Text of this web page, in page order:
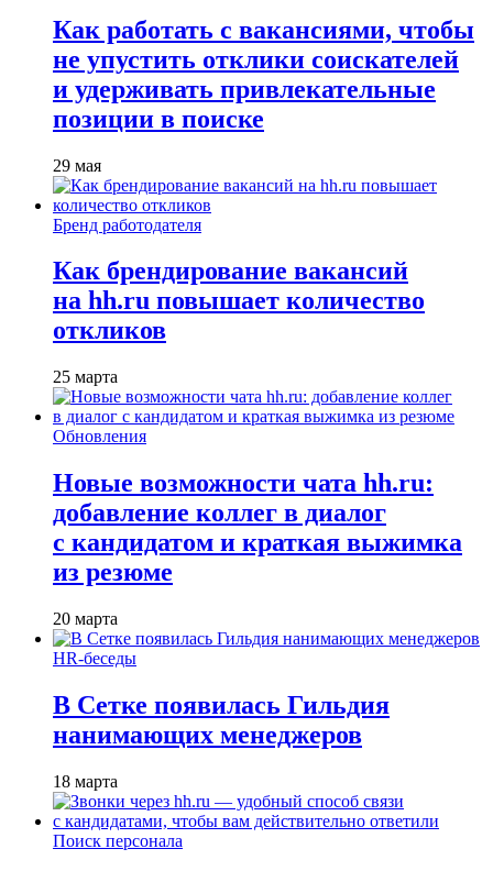
Как работать с вакансиями, чтобы
не упустить отклики соискателей
и удерживать привлекательные
позиции в поиске
29 мая
Бренд работодателя
Как брендирование вакансий
на hh.ru повышает количество
откликов
25 марта
Обновления
Новые возможности чата hh.ru:
добавление коллег в диалог
с кандидатом и краткая выжимка
из резюме
20 марта
HR-беседы
В Сетке появилась Гильдия
нанимающих менеджеров
18 марта
Поиск персонала